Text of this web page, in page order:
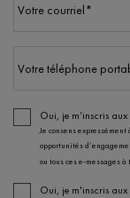
Votre courriel*
Votre téléphone
Oui, je m’inscris aux
Je consens
opportunités
ou tous ces e-messages à
Oui, je m'inscris aux